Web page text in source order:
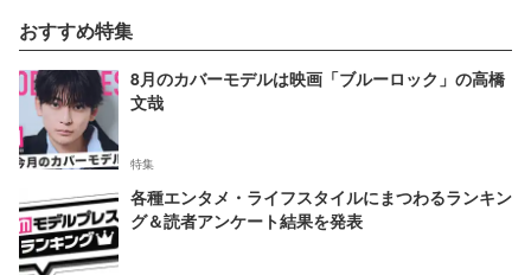
おすすめ特集
8月のカバーモデルは映画「ブルーロック」の高橋
文哉
特集
各種エンタメ・ライフスタイルにまつわるランキン
グ＆読者アンケート結果を発表